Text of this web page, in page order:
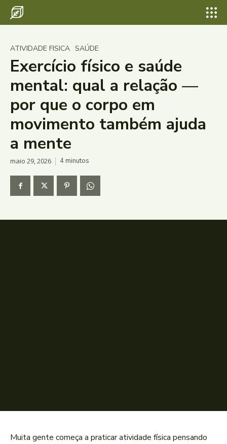
ATIVIDADE FISICA SAÚDE
Exercício físico e saúde
mental: qual a relação —
por que o corpo em
movimento também ajuda
a mente
maio 29, 2026 4minutos
Muita gente começa a praticar atividade física pensando